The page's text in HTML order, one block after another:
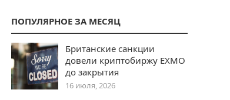
ПОПУЛЯРНОЕ ЗА МЕСЯЦ
Британские санкции
довели криптобиржу EXMO
до закрытия
16 июля, 2026